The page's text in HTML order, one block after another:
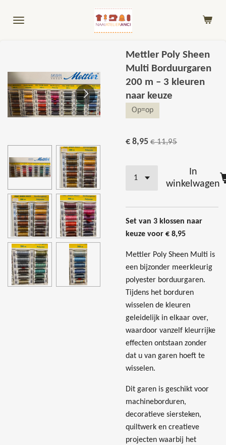
direct
Mettler Poly Sheen
Multi Borduurgaren
200 m – 3 kleuren
naar keuze
Op=op
€ 8,95 € 11,95
In
winkelwagen
Set van 3 klossen naar
keuze voor € 8,95
Mettler Poly Sheen Multi is
een bijzonder meerkleurig
polyester borduurgaren.
Tijdens het borduren
wisselen de kleuren
geleidelijk in elkaar over,
waardoor vanzelf kleurrijke
effecten ontstaan zonder
dat u van garen hoeft te
wisselen.
Dit garen is geschikt voor
machineborduren,
decoratieve siersteken,
quiltwerk en creatieve
projecten waarbij het